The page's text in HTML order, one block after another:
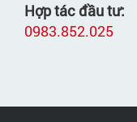
Hợp tác đầu tư:
0983.852.025